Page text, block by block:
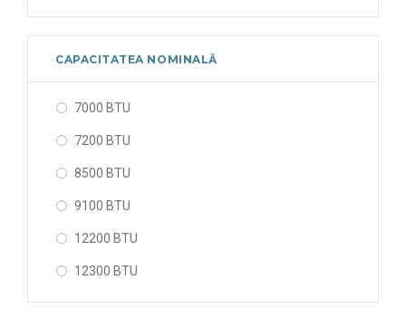
CAPACITATEA NOMINALĂ
7000 BTU
7200 BTU
8500 BTU
9100 BTU
12200 BTU
12300 BTU
12600 BTU